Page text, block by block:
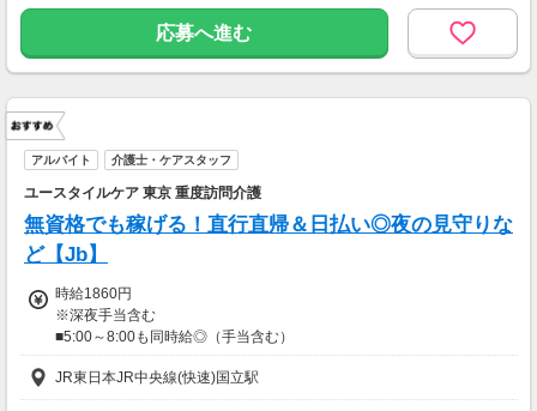
応募へ進む
アルバイト 介護士・ケアスタッフ
ユースタイルケア 東京 重度訪問介護
無資格でも稼げる！直行直帰＆日払い◎夜の見守りな
ど【Jb】
時給1860円
※深夜手当含む
■5:00～8:00も同時給◎（手当含む）
■同行研修中（2～4回）は時給1,540円
JR東日本JR中央線(快速)国立駅